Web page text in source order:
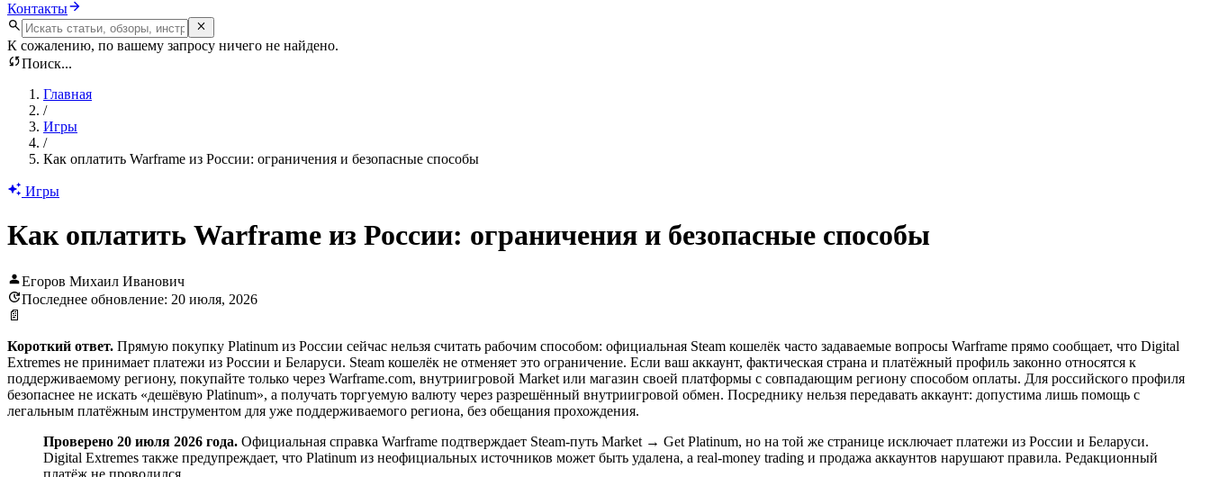
Контакты
К сожалению, по вашему запросу ничего не найдено.
Поиск...
Главная
/
Игры
/
Как оплатить Warframe из России: ограничения и безопасные способы
Игры
Как оплатить Warframe из России: ограничения и безопасные способы
Егоров Михаил Иванович
Последнее обновление: 20 июля, 2026
📄
Короткий ответ. Прямую покупку Platinum из России сейчас нельзя считать рабочим способом: официальная Steam кошелёк часто задаваемые вопросы Warframe прямо сообщает, что Digital
Extremes не принимает платежи из России и Беларуси. Steam кошелёк не отменяет это ограничение. Если ваш аккаунт, фактическая страна и платёжный профиль законно относятся к
поддерживаемому региону, покупайте только через Warframe.com, внутриигровой Market или магазин своей платформы с совпадающим региону способом оплаты. Для российского профиля
безопаснее не искать «дешёвую Platinum», а получать торгуемую валюту через разрешённый внутриигровой обмен. Посреднику нельзя передавать аккаунт: допустима лишь помощь с
легальным платёжным инструментом для уже поддерживаемого региона, без обещания прохождения.
Проверено 20 июля 2026 года. Официальная справка Warframe подтверждает Steam-путь Market → Get Platinum, но на той же странице исключает платежи из России и Беларуси.
Digital Extremes также предупреждает, что Platinum из неофициальных источников может быть удалена, а real-money trading и продажа аккаунтов нарушают правила. Редакционный
платёж не проводился.